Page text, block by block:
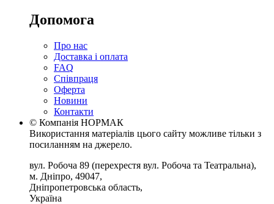
Допомога
Про нас
Доставка і оплата
FAQ
Співпраця
Оферта
Новини
Контакти
© Компанія НОРМАК
Використання матеріалів цього сайту можливе тільки з
посиланням на джерело.
вул. Робоча 89 (перехрестя вул. Робоча та Театральна),
м. Дніпро, 49047,
Дніпропетровська область,
Україна